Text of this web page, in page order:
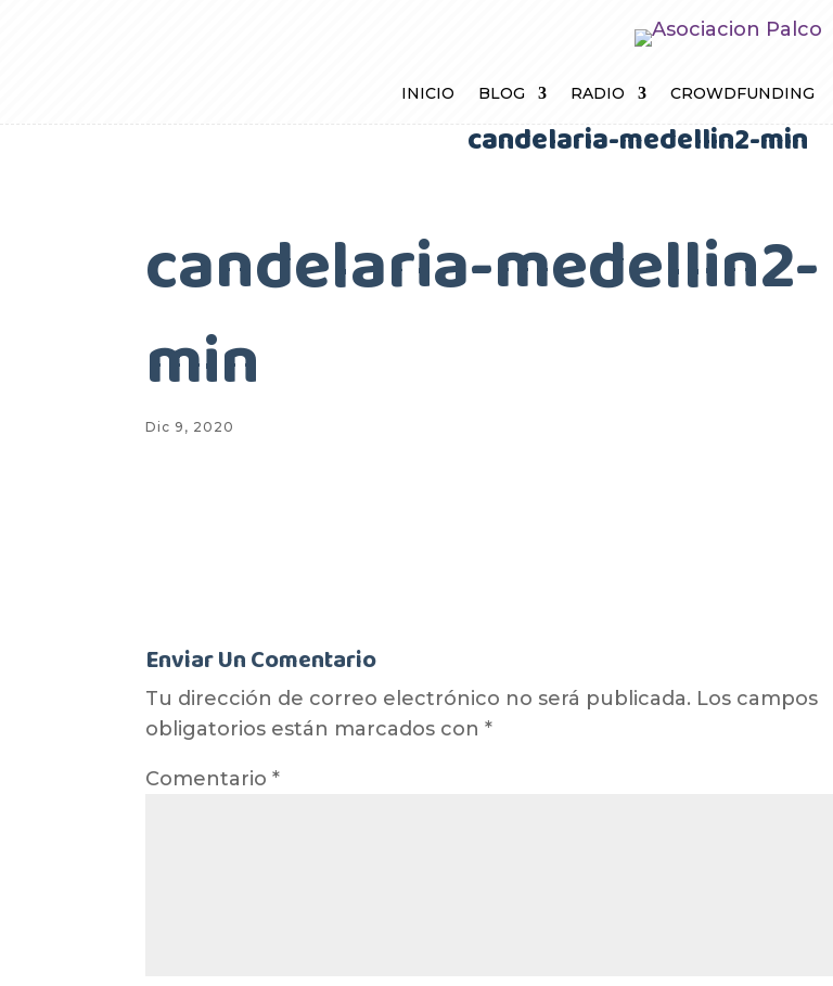
INICIO BLOG RADIO CROWDFUNDING
candelaria-medellin2-min
candelaria-medellin2-
min
Dic 9, 2020
Enviar Un Comentario
Tu dirección de correo electrónico no será publicada. Los campos
obligatorios están marcados con*
Comentario*